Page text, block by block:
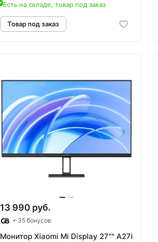
Есть на складе, товар под заказ
Товар под заказ
13 990 руб.
+ 35 бонусов
Монитор Xiaomi Mi Display 27"" A27i